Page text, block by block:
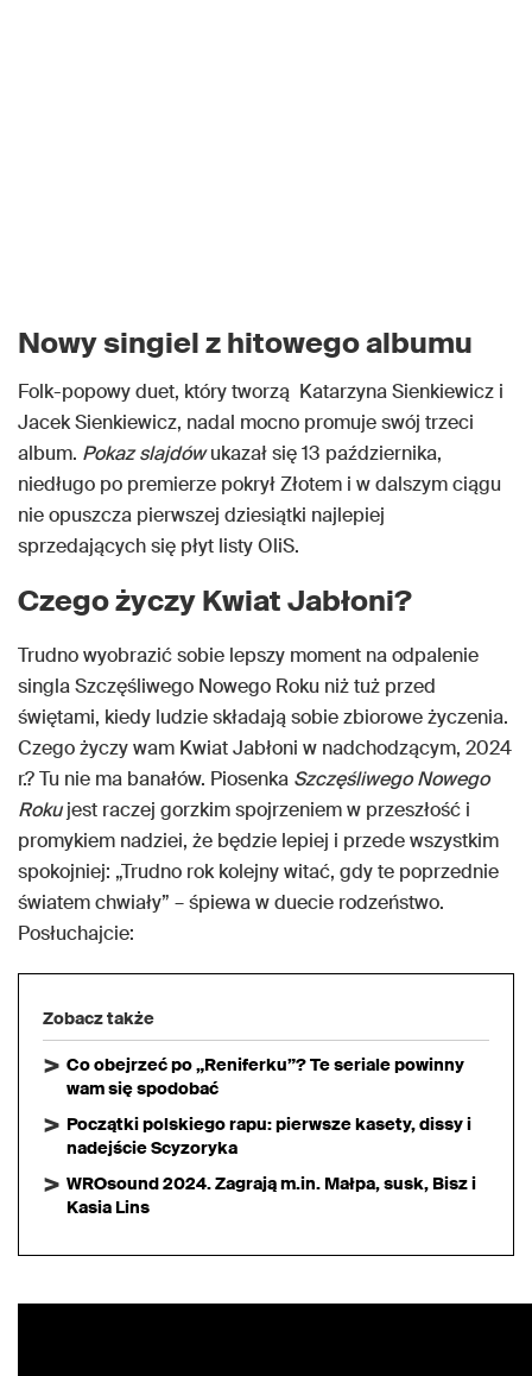
Nowy singiel z hitowego albumu
Folk-popowy duet, który tworzą Katarzyna Sienkiewicz i
Jacek Sienkiewicz, nadal mocno promuje swój trzeci
album. Pokaz slajdówukazał się 13 października,
niedługo po premierze pokrył Złotem i w dalszym ciągu
nie opuszcza pierwszej dziesiątki najlepiej
sprzedających się płyt listy OliS.
Czego życzy Kwiat Jabłoni?
Trudno wyobrazić sobie lepszy moment na odpalenie
singla Szczęśliwego Nowego Roku niż tuż przed
świętami, kiedy ludzie składają sobie zbiorowe życzenia.
Czego życzy wam Kwiat Jabłoni w nadchodzącym, 2024
r.? Tu nie ma banałów. Piosenka Szczęśliwego Nowego
Rokujest raczej gorzkim spojrzeniem w przeszłość i
promykiem nadziei, że będzie lepiej i przede wszystkim
spokojniej: „Trudno rok kolejny witać, gdy te poprzednie
światem chwiały” – śpiewa w duecie rodzeństwo.
Posłuchajcie:
Zobacz także
Co obejrzeć po „Reniferku”? Te seriale powinny
wam się spodobać
Początki polskiego rapu: pierwsze kasety, dissy i
nadejście Scyzoryka
WROsound 2024. Zagrają m.in. Małpa, susk, Bisz i
Kasia Lins